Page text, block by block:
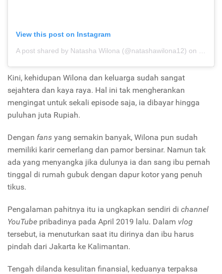
View this post on Instagram
A post shared by Natasha Wilona (@natashawilona12) on
Kini, kehidupan Wilona dan keluarga sudah sangat
sejahtera dan kaya raya. Hal ini tak mengherankan
mengingat untuk sekali episode saja, ia dibayar hingga
puluhan juta Rupiah.
Dengan fans yang semakin banyak, Wilona pun sudah
memiliki karir cemerlang dan pamor bersinar. Namun tak
ada yang menyangka jika dulunya ia dan sang ibu pernah
tinggal di rumah gubuk dengan dapur kotor yang penuh
tikus.
Pengalaman pahitnya itu ia ungkapkan sendiri di channel
YouTube pribadinya pada April 2019 lalu. Dalam vlog
tersebut, ia menuturkan saat itu dirinya dan ibu harus
pindah dari Jakarta ke Kalimantan.
Tengah dilanda kesulitan finansial, keduanya terpaksa